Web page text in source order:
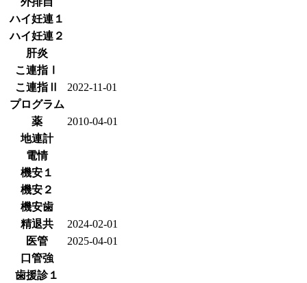
ハイ妊連１
ハイ妊連２
肝炎
こ連指Ⅰ
こ連指Ⅱ
2022-11-01
プログラム
薬
2010-04-01
地連計
電情
機安１
機安２
機安歯
精退共
2024-02-01
医管
2025-04-01
口管強
歯援診１